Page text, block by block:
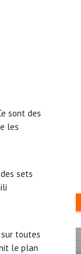
sont des
les
sets
sur toutes
le plan